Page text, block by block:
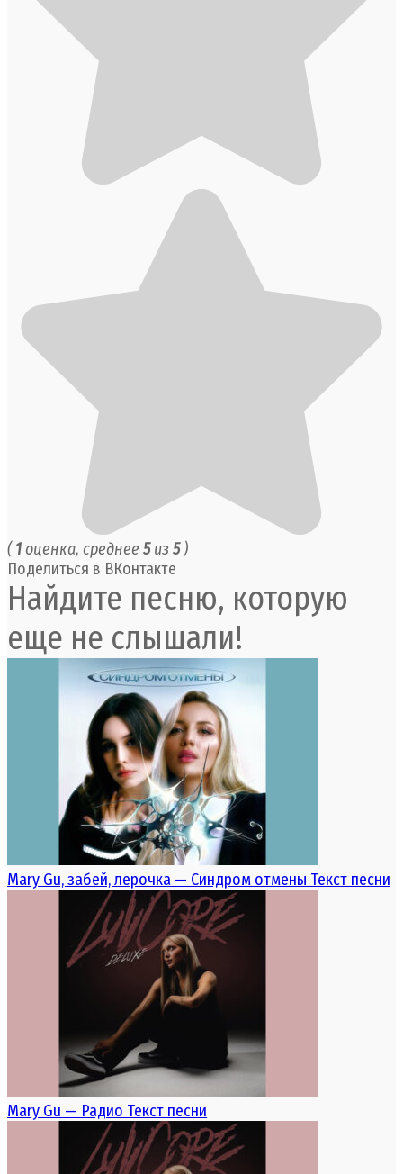
(1 оценка, среднее 5из 5)
Поделиться в ВКонтакте
Найдите песню, которую
еще не слышали!
Mary Gu, забей, лерочка — Синдром отмены Текст песни
Mary Gu — Радио Текст песни